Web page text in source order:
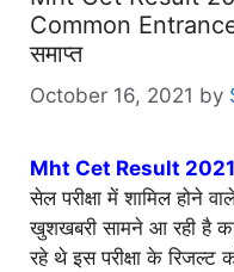
Common
समाप्त
October 16, 2021 by
Mht Cet Result 2021
सेल परीक्षा में शामिल होने
खुशखबरी सामने आ रही है
रहे थे इस परीक्षा के